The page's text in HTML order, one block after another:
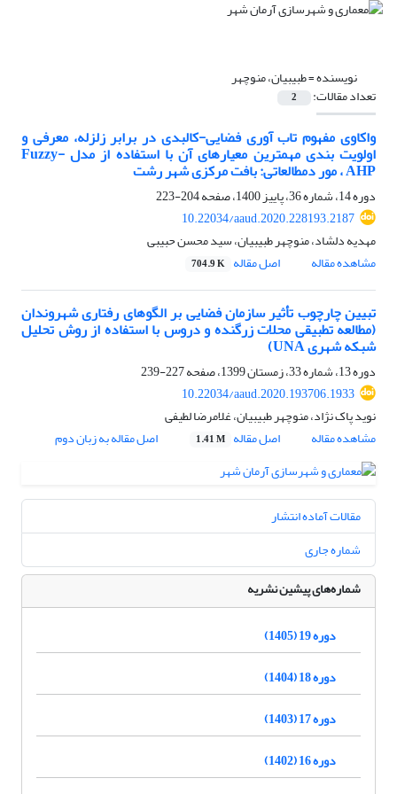
نویسنده =طبیبیان، منوچهر
تعداد مقالات: 2
واکاوی مفهوم تاب آوری فضایی-کالبدی در برابر زلزله، معرفی و
اولویت بندی مهمترین معیارهای آن با استفاده از مدل Fuzzy-
AHP ، مور دمطالعاتی: بافت مرکزی شهر رشت
دوره 14، شماره 36، پاییز 1400، صفحه
204-223
10.22034/aaud.2020.228193.2187
مهدیه دلشاد، منوچهر طبیبیان، سید محسن حبیبی
مشاهده مقاله
اصل مقاله 704.9 K
تبیین چارچوب تأثیر سازمان فضایی بر الگوهای رفتاری شهروندان
(مطالعه تطبیقی محلات زرگنده و دروس با استفاده از روش تحلیل
شبکه شهری UNA)
دوره 13، شماره 33، زمستان 1399، صفحه
227-239
10.22034/aaud.2020.193706.1933
نوید پاک نژاد، منوچهر طبیبیان، غلامرضا لطیفی
مشاهده مقاله
اصل مقاله 1.41 M اصل مقاله به زبان دوم
مقالات آماده انتشار
شماره جاری
شماره‌های پیشین نشریه
دوره 19 (1405)
دوره 18 (1404)
دوره 17 (1403)
دوره 16 (1402)